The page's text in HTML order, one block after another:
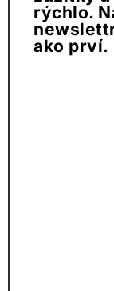
rýchlo.
ako prví.